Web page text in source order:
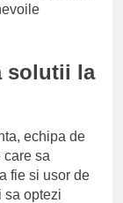
solutii la
echipa de
care sa
fie si usor de
sa optezi